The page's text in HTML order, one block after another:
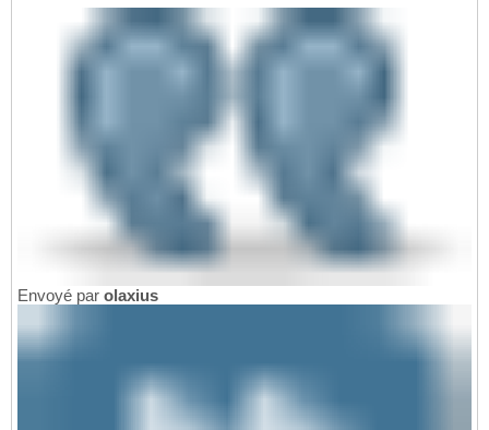
Envoyé par olaxius